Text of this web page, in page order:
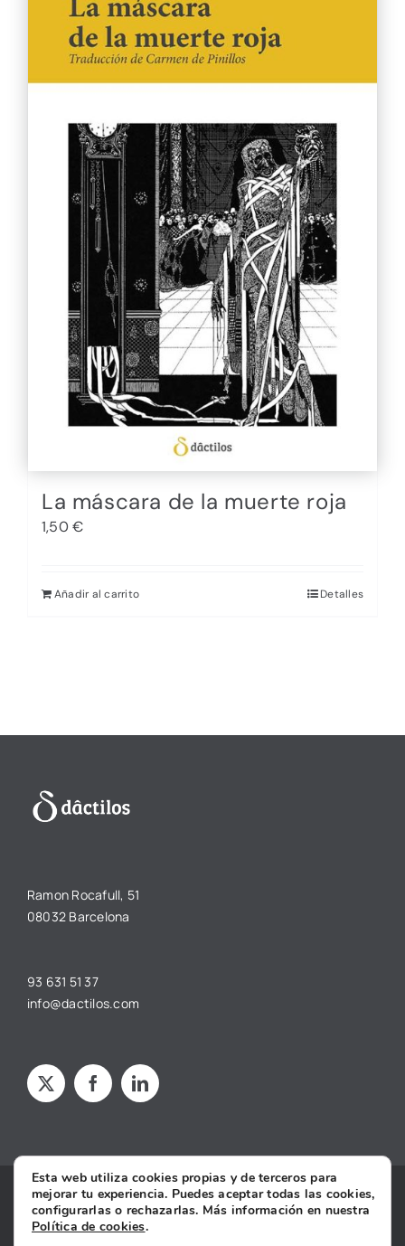
La máscara de la muerte roja
1,50€
Añadir al carrito Detalles
Ramon Rocafull, 51
08032 Barcelona
93 631 51 37
info@dactilos.com
Copyright © 2025 dâctilos |Aviso legal·Política de privacidad·
Política de cookies ·Condiciones Generales de Contratación·
Declaración de Accesibilidad
Esta web utiliza cookies propias y de terceros para
mejorar tu experiencia. Puedes aceptar todas las cookies,
configurarlas o rechazarlas. Más información en nuestra
Política de cookies.